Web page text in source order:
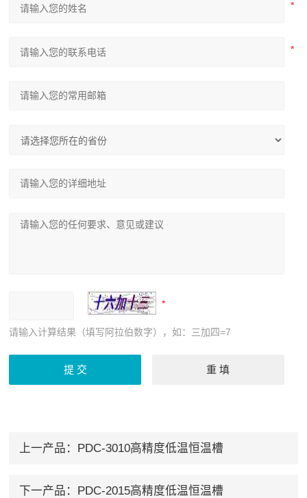
请输入计算结果（填写阿拉伯数字），如：三加四=7
上一产品： PDC-3010高精度低温恒温槽
下一产品： PDC-2015高精度低温恒温槽